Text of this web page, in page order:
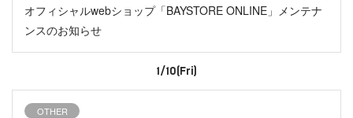
オフィシャルwebショップ「BAYSTORE ONLINE」メンテナ
ンスのお知らせ
1/10(Fri)
OTHER